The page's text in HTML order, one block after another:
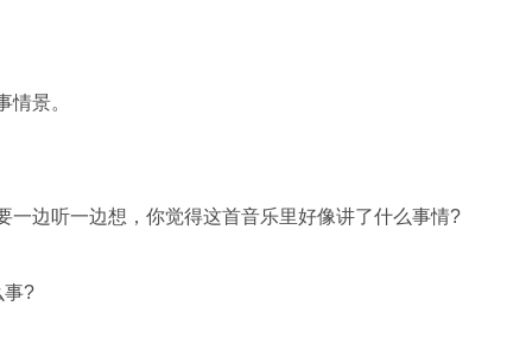
景。
边听一边想，你觉得这首音乐里好像讲了什么事情?
?